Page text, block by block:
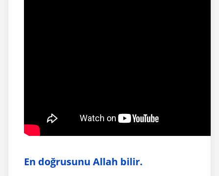
En doğrusunu Allah bilir.